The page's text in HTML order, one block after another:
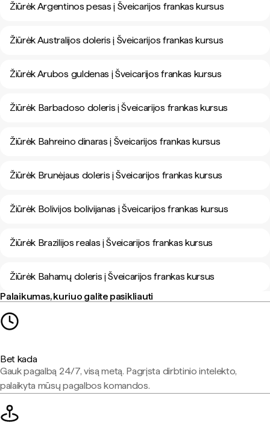
Žiūrėk Argentinos pesas į Šveicarijos frankas kursus
Žiūrėk Australijos doleris į Šveicarijos frankas kursus
Žiūrėk Arubos guldenas į Šveicarijos frankas kursus
Žiūrėk Barbadoso doleris į Šveicarijos frankas kursus
Žiūrėk Bahreino dinaras į Šveicarijos frankas kursus
Žiūrėk Brunėjaus doleris į Šveicarijos frankas kursus
Žiūrėk Bolivijos bolivijanas į Šveicarijos frankas kursus
Žiūrėk Brazilijos realas į Šveicarijos frankas kursus
Žiūrėk Bahamų doleris į Šveicarijos frankas kursus
Palaikumas, kuriuo galite pasikliauti
Bet kada
Gauk pagalbą 24/7, visą metą. Pagrįsta dirbtinio intelekto,
palaikyta mūsų pagalbos komandos.